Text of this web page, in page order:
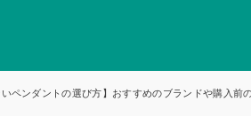
いペンダントの選び方】おすすめのブランドや購入前